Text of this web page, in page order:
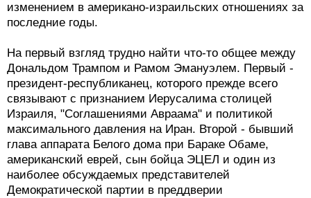
изменением в американо-израильских отношениях за
последние годы.
На первый взгляд трудно найти что-то общее между
Дональдом Трампом и Рамом Эмануэлем. Первый -
президент-республиканец, которого прежде всего
связывают с признанием Иерусалима столицей
Израиля, "Соглашениями Авраама" и политикой
максимального давления на Иран. Второй - бывший
глава аппарата Белого дома при Бараке Обаме,
американский еврей, сын бойца ЭЦЕЛ и один из
наиболее обсуждаемых представителей
Демократической партии в преддверии